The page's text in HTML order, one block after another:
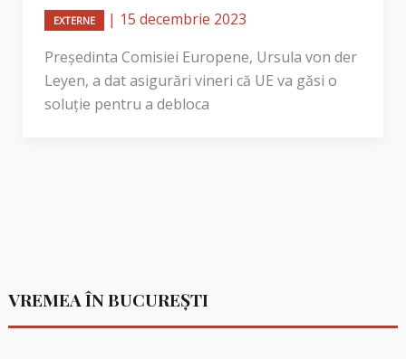
EXTERNE | 15 decembrie 2023
Preşedinta Comisiei Europene, Ursula von der
Leyen, a dat asigurări vineri că UE va găsi o
soluţie pentru a debloca
VREMEA ÎN BUCUREȘTI